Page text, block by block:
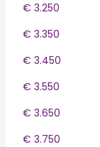
€ 3.250
€ 3.350
€ 3.450
€ 3.550
€ 3.650
€ 3.750